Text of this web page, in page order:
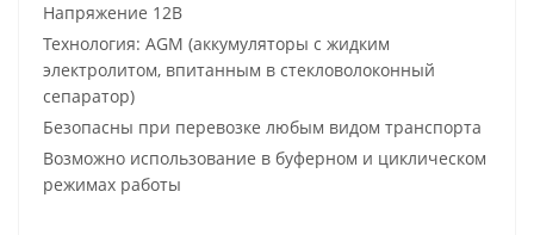
Напряжение 12В
Технология: AGM (аккумуляторы с жидким
электролитом, впитанным в стекловолоконный
сепаратор)
Безопасны при перевозке любым видом транспорта
Возможно использование в буферном и циклическом
режимах работы